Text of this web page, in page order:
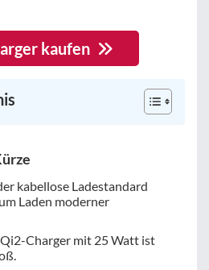
kaufen
kabellose Ladestandard
Laden moderner
Charger mit 25 Watt ist